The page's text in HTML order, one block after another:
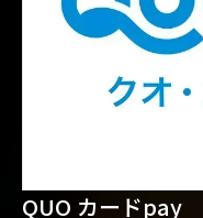
QUO カードpay